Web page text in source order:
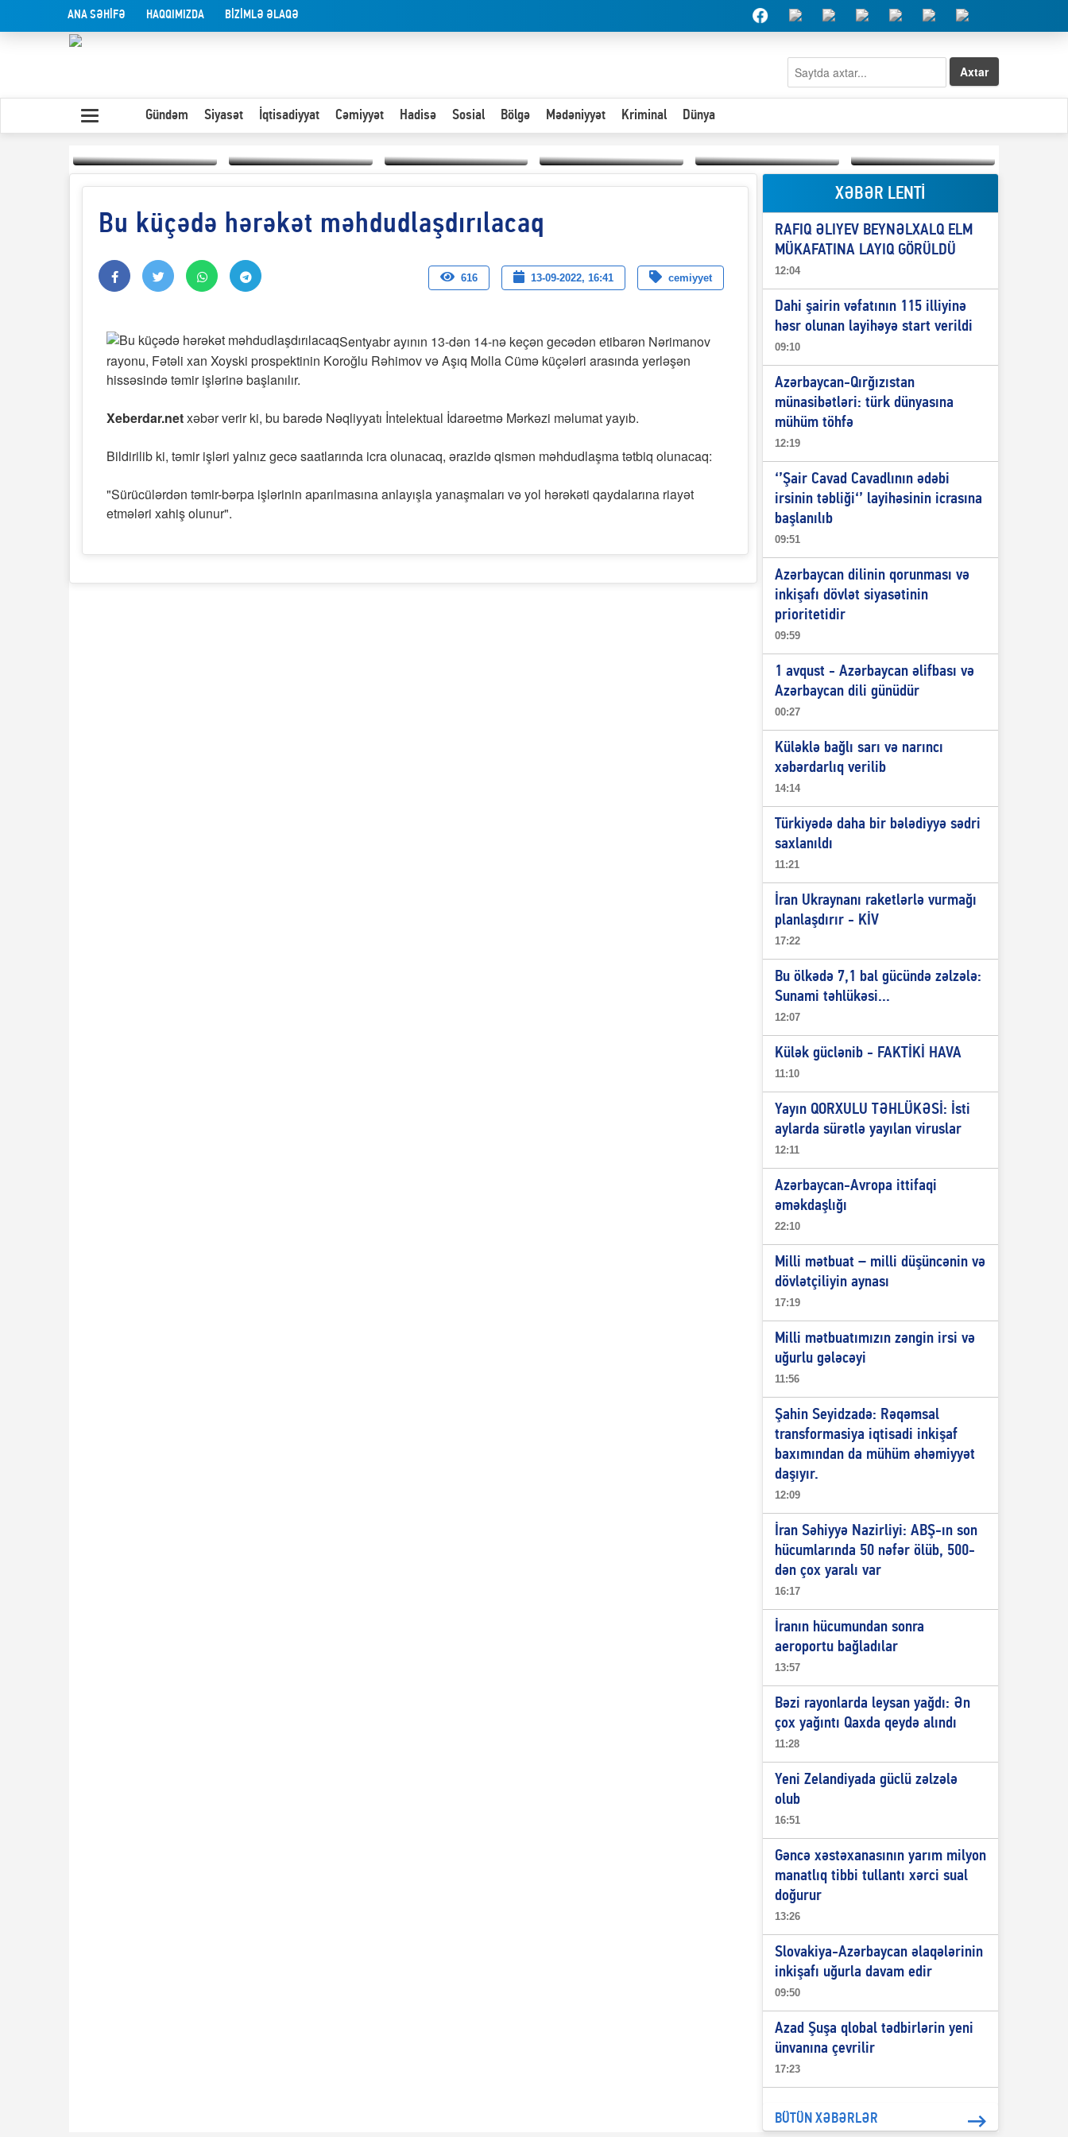
ANA SƏHİFƏ HAQQIMIZDA BİZİMLƏ ƏLAQƏ
Axtar
Gündəm Siyasət İqtisadiyyat Cəmiyyət Hadisə Sosial Bölgə Mədəniyyət Kriminal Dünya
Yaxın Şərqdəki
müharibənin qısa Olduğu kimi görünən
Paytaxta giriş vizası —
"Xoş gəldin, cibində
“Qeyri-səlis məntiq və
dil-nitq” elmimizə
Elşad Abdullayevin
erməniləri
maliyyələşdirən oğlu
niyə Azərbaycana
ekstradisiya olunmur?
Bu küçədə hərəkət məhdudlaşdırılacaq
616 13-09-2022, 16:41 cemiyyet
Sentyabr ayının 13-dən 14-nə keçən gecədən etibarən Nərimanov
rayonu, Fətəli xan Xoyski prospektinin Koroğlu Rəhimov və Aşıq Molla Cümə küçələri arasında yerləşən
hissəsində təmir işlərinə başlanılır.
Xeberdar.netxəbər verir ki, bu barədə Nəqliyyatı İntelektual İdarəetmə Mərkəzi məlumat yayıb.
Bildirilib ki, təmir işləri yalnız gecə saatlarında icra olunacaq, ərazidə qismən məhdudlaşma tətbiq olunacaq:
"Sürücülərdən təmir-bərpa işlərinin aparılmasına anlayışla yanaşmaları və yol hərəkəti qaydalarına riayət
etmələri xahiş olunur".
XƏBƏR LENTİ
RAFIQ ƏLIYEV BEYNƏLXALQ ELM
MÜKAFATINA LAYIQ GÖRÜLDÜ
12:04
Dahi şairin vəfatının 115 illiyinə
həsr olunan layihəyə start verildi
09:10
Azərbaycan-Qırğızıstan
münasibətləri: türk dünyasına
mühüm töhfə
12:19
‘’Şair Cavad Cavadlının ədəbi
irsinin təbliği‘’ layihəsinin icrasına
başlanılıb
09:51
Azərbaycan dilinin qorunması və
inkişafı dövlət siyasətinin
prioritetidir
09:59
1 avqust - Azərbaycan əlifbası və
Azərbaycan dili günüdür
00:27
Küləklə bağlı sarı və narıncı
xəbərdarlıq verilib
14:14
Türkiyədə daha bir bələdiyyə sədri
saxlanıldı
11:21
İran Ukraynanı raketlərlə vurmağı
planlaşdırır - KİV
17:22
Bu ölkədə 7,1 bal gücündə zəlzələ:
Sunami təhlükəsi...
12:07
Külək güclənib - FAKTİKİ HAVA
11:10
Yayın QORXULU TƏHLÜKƏSİ: İsti
aylarda sürətlə yayılan viruslar
12:11
Azərbaycan-Avropa ittifaqi
əməkdaşlığı
22:10
Milli mətbuat – milli düşüncənin və
dövlətçiliyin aynası
17:19
Milli mətbuatımızın zəngin irsi və
uğurlu gələcəyi
11:56
Şahin Seyidzadə: Rəqəmsal
transformasiya iqtisadi inkişaf
baxımından da mühüm əhəmiyyət
daşıyır.
12:09
İran Səhiyyə Nazirliyi: ABŞ-ın son
hücumlarında 50 nəfər ölüb, 500-
dən çox yaralı var
16:17
İranın hücumundan sonra
aeroportu bağladılar
13:57
Bəzi rayonlarda leysan yağdı: Ən
çox yağıntı Qaxda qeydə alındı
11:28
Yeni Zelandiyada güclü zəlzələ
olub
16:51
Gəncə xəstəxanasının yarım milyon
manatlıq tibbi tullantı xərci sual
doğurur
13:26
Slovakiya-Azərbaycan əlaqələrinin
inkişafı uğurla davam edir
09:50
Azad Şuşa qlobal tədbirlərin yeni
ünvanına çevrilir
17:23
BÜTÜN XƏBƏRLƏR